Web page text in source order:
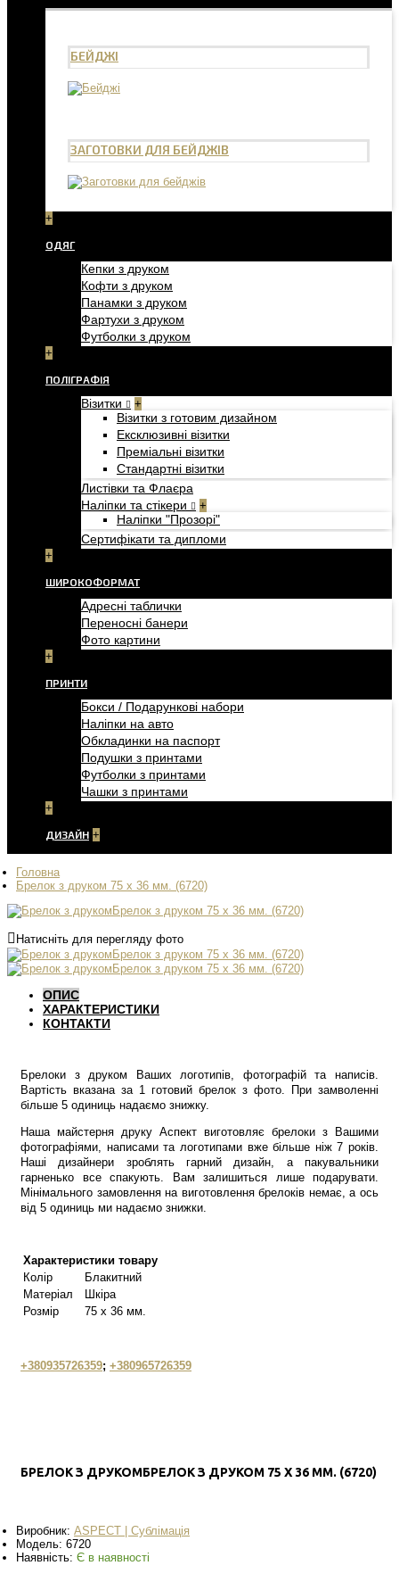
БЕЙДЖІ
ЗАГОТОВКИ ДЛЯ БЕЙДЖІВ
+
ОДЯГ
Кепки з друком
Кофти з друком
Панамки з друком
Фартухи з друком
Футболки з друком
+
ПОЛІГРАФІЯ
Візитки +
Візитки з готовим дизайном
Ексклюзивні візитки
Преміальні візитки
Стандартні візитки
Листівки та Флаєра
Наліпки та стікери
+
Наліпки "Прозорі"
Сертифікати та дипломи
+
ШИРОКОФОРМАТ
Адресні таблички
Переносні банери
Фото картини
+
ПРИНТИ
Бокси / Подарункові набори
Наліпки на авто
Обкладинки на паспорт
Подушки з принтами
Футболки з принтами
Чашки з принтами
+
ДИЗАЙН +
Головна
Брелок з друком 75 х 36 мм. (6720)
Натисніть для перегляду фото
ОПИС
ХАРАКТЕРИСТИКИ
КОНТАКТИ
Брелоки з друком Ваших логотипів, фотографій та написів.
Вартість вказана за 1 готовий брелок з фото. При замволенні
більше 5 одиниць надаємо знижку.
Наша майстерня друку Аспект виготовляє брелоки з Вашими
фотографіями, написами та логотипами вже більше ніж 7 років.
Наші дизайнери зроблять гарний дизайн, а пакувальники
гарненько все спакують. Вам залишиться лише подарувати.
Мінімального замовлення на виготовлення брелоків немає, а ось
від 5 одиниць ми надаємо знижки.
Характеристики товару
Колір
Блакитний
Матеріал
Шкіра
Розмір
75 х 36 мм.
+380935726359; +380965726359
БРЕЛОК З ДРУКОМБРЕЛОК З ДРУКОМ 75 Х 36 ММ. (6720)
Виробник: ASPECT | Сублімація
Модель: 6720
Наявність: Є в наявності